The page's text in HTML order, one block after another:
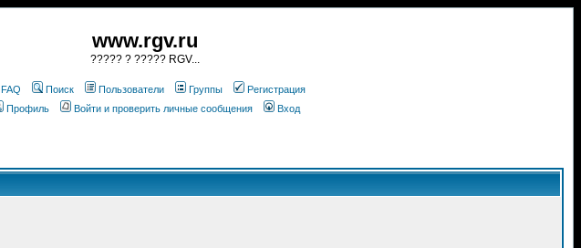
www.rgv.ru
????? ? ????? RGV...
FAQ Поиск Пользователи Группы
Регистрация
Профиль
Войти и проверить личные сообщения Вход